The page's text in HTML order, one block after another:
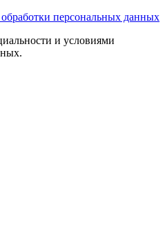
персональных данных
и условиями